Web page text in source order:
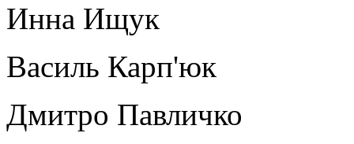
Инна Ищук
Василь Карп'юк
Дмитро Павличко